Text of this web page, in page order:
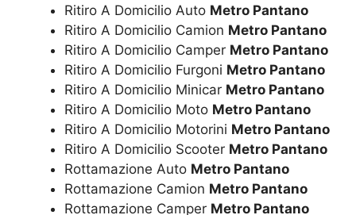
Ritiro A Domicilio Auto Metro Pantano
Ritiro A Domicilio Camion Metro Pantano
Ritiro A Domicilio Camper Metro Pantano
Ritiro A Domicilio Furgoni Metro Pantano
Ritiro A Domicilio Minicar Metro Pantano
Ritiro A Domicilio Moto Metro Pantano
Ritiro A Domicilio Motorini Metro Pantano
Ritiro A Domicilio Scooter Metro Pantano
Rottamazione Auto Metro Pantano
Rottamazione Camion Metro Pantano
Rottamazione Camper Metro Pantano